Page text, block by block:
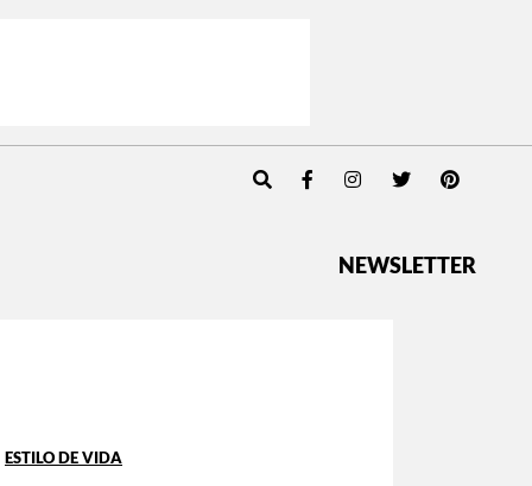
NEWSLETTER
ESTILO DE VIDA